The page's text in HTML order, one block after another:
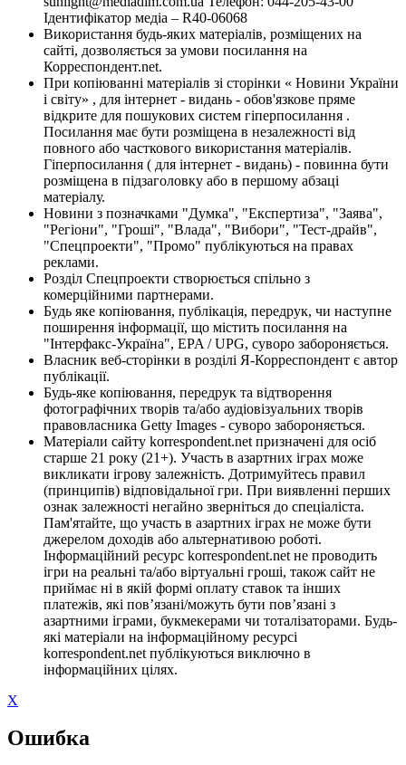
Ідентифікатор медіа – R40-06068
Використання будь-яких матеріалів, розміщених на
сайті, дозволяється за умови посилання на
Корреспондент.net.
При копіюванні матеріалів зі сторінки « Новини України
і світу» , для інтернет - видань - обов'язкове пряме
відкрите для пошукових систем гіперпосилання .
Посилання має бути розміщена в незалежності від
повного або часткового використання матеріалів.
Гіперпосилання ( для інтернет - видань) - повинна бути
розміщена в підзаголовку або в першому абзаці
матеріалу.
Новини з позначками "Думка", "Експертиза", "Заява",
"Регіони", "Гроші", "Влада", "Вибори", "Тест-драйв",
"Спецпроекти", "Промо" публікуються на правах
реклами.
Розділ Спецпроекти створюється спільно з
комерційними партнерами.
Будь яке копіювання, публікація, передрук, чи наступне
поширення інформації, що містить посилання на
"Інтерфакс-Україна", EPA / UPG, суворо забороняється.
Власник веб-сторінки в розділі Я-Корреспондент є автор
публікації.
Будь-яке копіювання, передрук та відтворення
фотографічних творів та/або аудіовізуальних творів
правовласника Getty Images - суворо забороняється.
Матеріали сайту korrespondent.net призначені для осіб
старше 21 року (21+). Участь в азартних іграх може
викликати ігрову залежність. Дотримуйтесь правил
(принципів) відповідальної гри. При виявленні перших
ознак залежності негайно зверніться до спеціаліста.
Пам'ятайте, що участь в азартних іграх не може бути
джерелом доходів або альтернативою роботі.
Інформаційний ресурс korrespondent.net не проводить
ігри на реальні та/або віртуальні гроші, також сайт не
приймає ні в якій формі оплату ставок та інших
платежів, які пов’язані/можуть бути пов’язані з
азартними іграми, букмекерами чи тоталізаторами. Будь-
які матеріали на інформаційному ресурсі
korrespondent.net публікуються виключно в
інформаційних цілях.
X
Ошибка